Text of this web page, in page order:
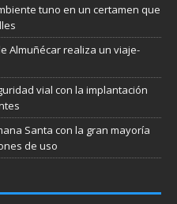
tuno en un certamen que
Almuñécar realiza un viaje-
vial con la implantación
Santa con la gran mayoría
de uso